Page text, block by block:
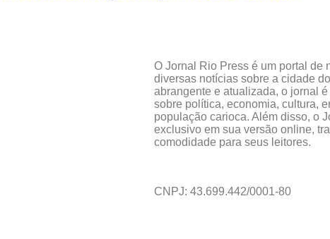
O Jornal Rio Press é um portal de
diversas notícias sobre a cidade
abrangente e atualizada, o jornal
sobre política, economia, cultura,
população carioca. Além disso, o
exclusivo em sua versão online,
comodidade para seus leitores.
CNPJ: 43.699.442/0001-80